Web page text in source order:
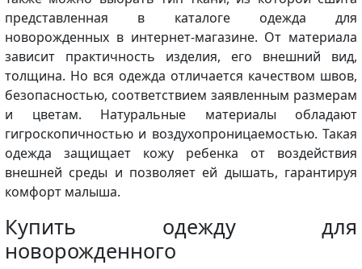
представленная в каталоге одежда для
новорожденных в интернет-магазине. От материала
зависит практичность изделия, его внешний вид,
толщина. Но вся одежда отличается качеством швов,
безопасностью, соответствием заявленным размерам
и цветам. Натуральные материалы обладают
гигроскопичностью и воздухопроницаемостью. Такая
одежда защищает кожу ребенка от воздействия
внешней среды и позволяет ей дышать, гарантируя
комфорт малыша.
Купить одежду для
новорожденного